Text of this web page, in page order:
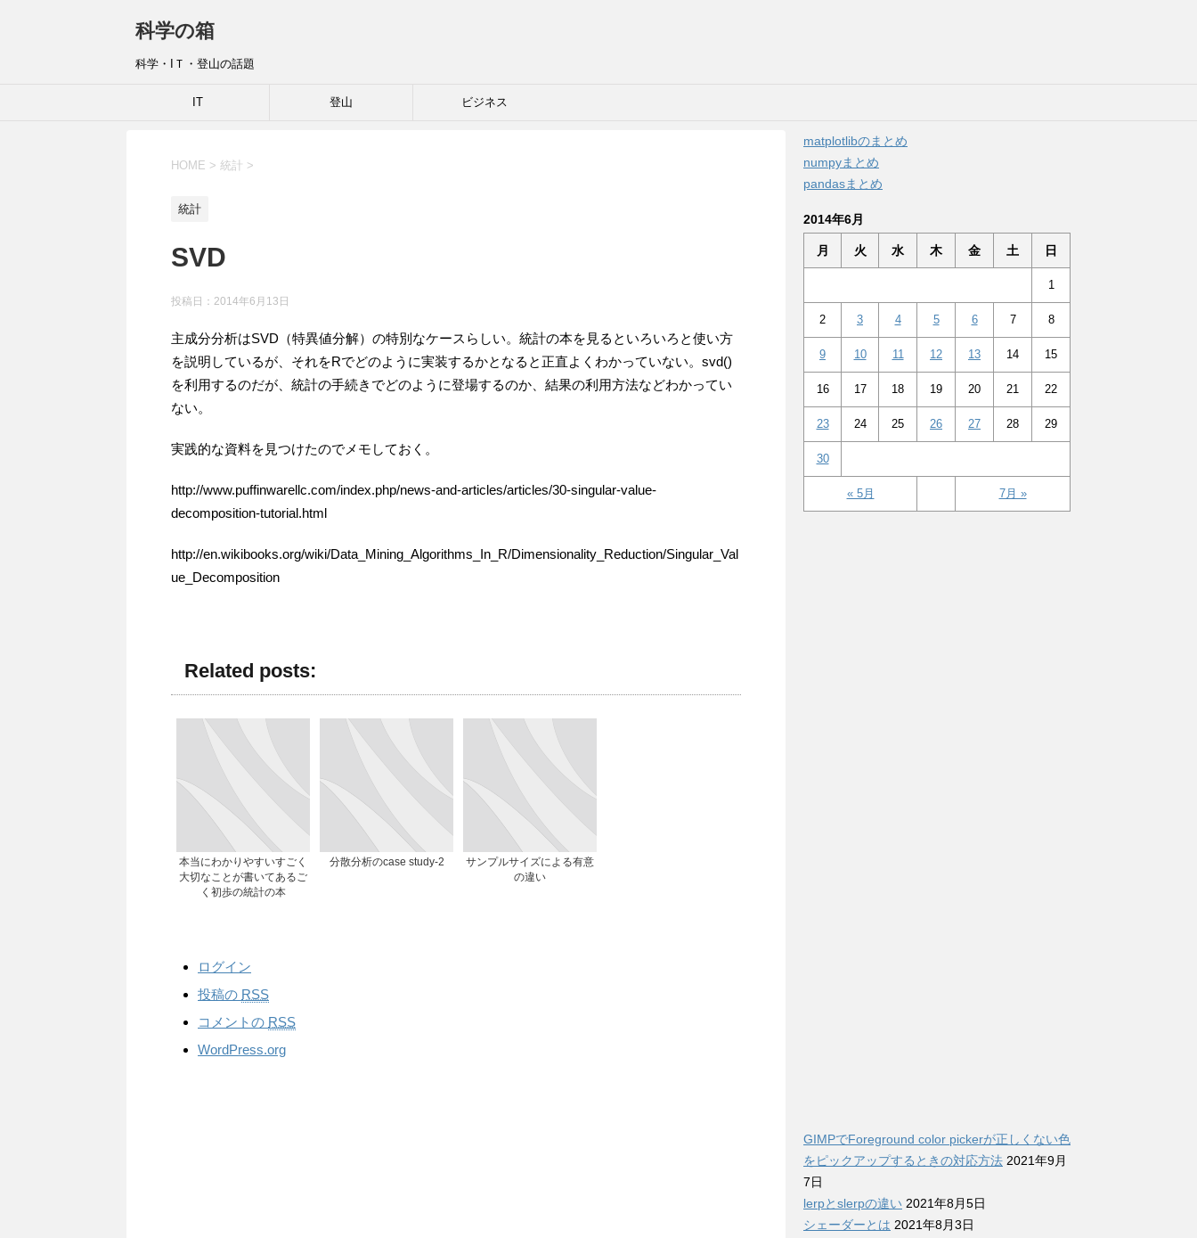
科学の箱
科学・IＴ・登山の話題
IT 登山 ビジネス
HOME > 統計 >
統計
SVD
投稿日： 2014年6月13日
主成分分析はSVD（特異値分解）の特別なケースらしい。統計の本を見るといろいろと使い方
を説明しているが、それをRでどのように実装するかとなると正直よくわかっていない。svd()
を利用するのだが、統計の手続きでどのように登場するのか、結果の利用方法などわかってい
ない。
実践的な資料を見つけたのでメモしておく。
http://www.puffinwarellc.com/index.php/news-and-articles/articles/30-singular-value-
decomposition-tutorial.html
http://en.wikibooks.org/wiki/Data_Mining_Algorithms_In_R/Dimensionality_Reduction/Singular_Val
ue_Decomposition
Related posts:
本当にわかりやすいすごく
大切なことが書いてあるご
く初歩の統計の本
分散分析のcase study-2
サンプルサイズによる有意
の違い
ログイン
投稿の RSS
コメントの RSS
WordPress.org
matplotlibのまとめ
numpyまとめ
pandasまとめ
2014年6月
月 火 水 木 金 土 日
« 5月 7月 »
1
2 3 4 5 6 7 8
9 10 11 12 13 14 15
16 17 18 19 20 21 22
23 24 25 26 27 28 29
30
GIMPでForeground color pickerが正しくない色
をピックアップするときの対応方法 2021年9月
7日
lerpとslerpの違い 2021年8月5日
シェーダーとは 2021年8月3日